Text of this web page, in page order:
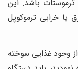
باشد. این
یا خرابی ترموکوپل
وجود غذایی سوخته